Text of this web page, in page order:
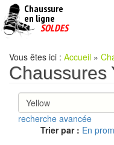
Chaussure
en ligne
pas
SOLDES
Vous êtes ici : Accueil »
Chaussures
recherche avancée
Trier par : En